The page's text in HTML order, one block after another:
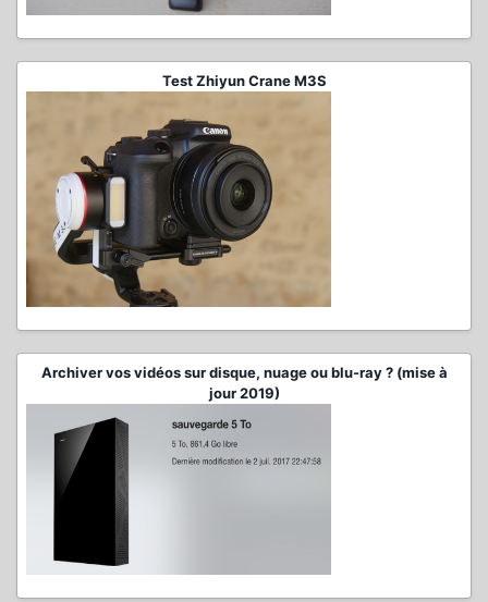
Test Zhiyun Crane M3S
Archiver vos vidéos sur disque, nuage ou blu-ray ? (mise à
jour 2019)